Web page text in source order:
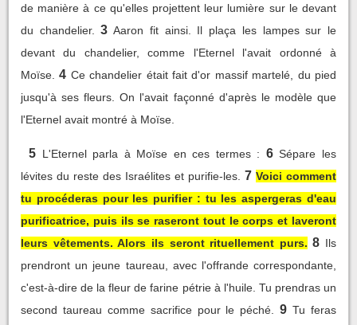
de manière à ce qu'elles projettent leur lumière sur le devant
du chandelier.
3 Aaron fit ainsi. Il plaça les lampes sur le
devant du chandelier, comme l'Eternel l'avait ordonné à
Moïse. 4 Ce chandelier était fait d'or massif martelé, du pied
jusqu'à ses fleurs. On l'avait façonné d'après le modèle que
l'Eternel avait montré à Moïse.
5 L'Eternel parla à Moïse en ces termes : 6 Sépare les
lévites du reste des Israélites et purifie-les. 7 Voici comment
tu procéderas pour les purifier : tu les aspergeras d'eau
purificatrice, puis ils se raseront tout le corps et laveront
leurs vêtements. Alors ils seront rituellement purs. 8 Ils
prendront un jeune taureau, avec l'offrande correspondante,
c'est-à-dire de la fleur de farine pétrie à l'huile. Tu prendras un
second taureau comme sacrifice pour le péché.
9 Tu feras